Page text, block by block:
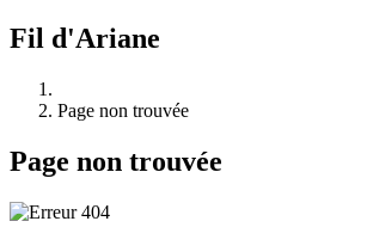
Fil d'Ariane
Page non trouvée
Page non trouvée